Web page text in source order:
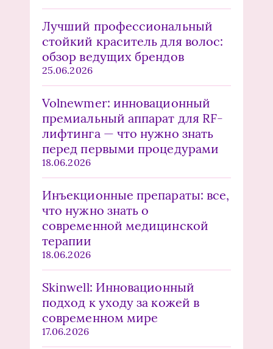
Лучший профессиональный
стойкий краситель для волос:
обзор ведущих брендов
25.06.2026
Volnewmer: инновационный
премиальный аппарат для RF-
лифтинга — что нужно знать
перед первыми процедурами
18.06.2026
Инъекционные препараты: все,
что нужно знать о
современной медицинской
терапии
18.06.2026
Skinwell: Инновационный
подход к уходу за кожей в
современном мире
17.06.2026